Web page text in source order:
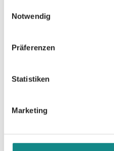
Notwendig
Präferenzen
Statistiken
Marketing